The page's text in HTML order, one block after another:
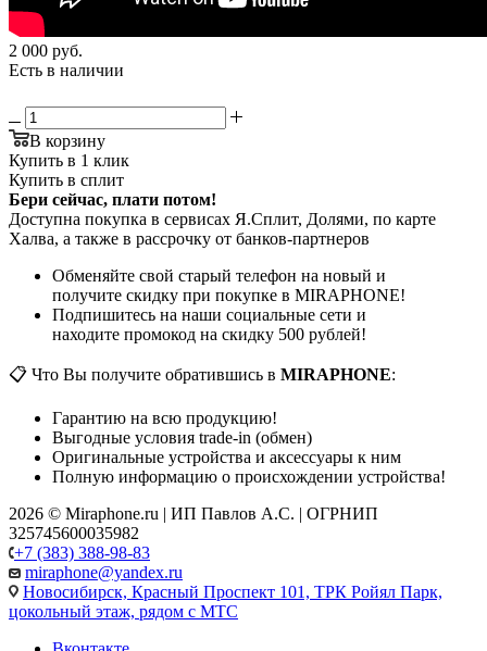
2 000 руб.
Есть в наличии
В корзину
Купить в 1 клик
Купить в сплит
Бери сейчас, плати потом!
Доступна покупка в сервисах Я.Сплит, Долями, по карте
Халва, а также в рассрочку от банков-партнеров
Обменяйте свой старый телефон на новый и
получите скидку при покупке в MIRAPHONE!
Подпишитесь на наши социальные сети и
находите промокод на скидку 500 рублей!
📋 Что Вы получите обратившись в MIRAPHONE:
Гарантию на всю продукцию!
Выгодные условия trade-in (обмен)
Оригинальные устройства и аксессуары к ним
Полную информацию о происхождении устройства!
2026 © Miraphone.ru | ИП Павлов А.С. | ОГРНИП
325745600035982
+7 (383) 388-98-83
miraphone@yandex.ru
Новосибирск, Красный Проспект 101, ТРК Ройял Парк,
цокольный этаж, рядом с МТС